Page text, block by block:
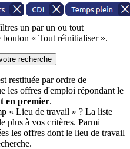
un par un ou tout
« Tout réinitialiser ».
recherche
restituée par ordre de
les offres d'emploi répondant le
en premier.
« Lieu de travail » ? La liste
plus à vos critères. Parmi
les offres dont le lieu de travail